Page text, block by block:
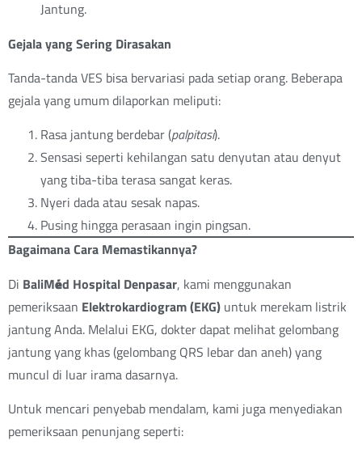
Jantung.
Gejala yang Sering Dirasakan
Tanda-tanda VES bisa bervariasi pada setiap orang. Beberapa
gejala yang umum dilaporkan meliputi:
Rasa jantung berdebar (palpitasi).
Sensasi seperti kehilangan satu denyutan atau denyut
yang tiba-tiba terasa sangat keras.
Nyeri dada atau sesak napas.
Pusing hingga perasaan ingin pingsan.
Bagaimana Cara Memastikannya?
Di BaliMéd Hospital Denpasar, kami menggunakan
pemeriksaan Elektrokardiogram (EKG) untuk merekam listrik
jantung Anda. Melalui EKG, dokter dapat melihat gelombang
jantung yang khas (gelombang QRS lebar dan aneh) yang
muncul di luar irama dasarnya.
Untuk mencari penyebab mendalam, kami juga menyediakan
pemeriksaan penunjang seperti: